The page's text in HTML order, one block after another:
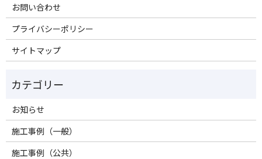
お問い合わせ
プライバシーポリシー
サイトマップ
お知らせ
施工事例（一般）
施工事例（公共）